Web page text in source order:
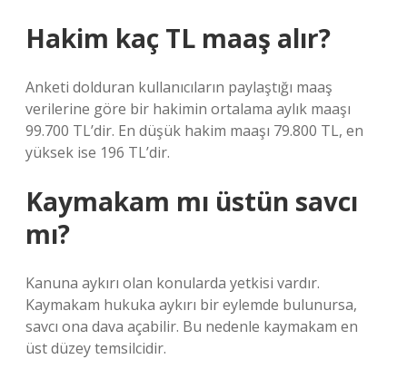
Hakim kaç TL maaş alır?
Anketi dolduran kullanıcıların paylaştığı maaş
verilerine göre bir hakimin ortalama aylık maaşı
99.700 TL’dir. En düşük hakim maaşı 79.800 TL, en
yüksek ise 196 TL’dir.
Kaymakam mı üstün savcı
mı?
Kanuna aykırı olan konularda yetkisi vardır.
Kaymakam hukuka aykırı bir eylemde bulunursa,
savcı ona dava açabilir. Bu nedenle kaymakam en
üst düzey temsilcidir.